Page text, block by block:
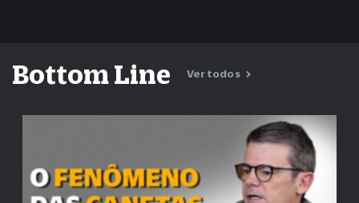
Bottom Line Ver todos